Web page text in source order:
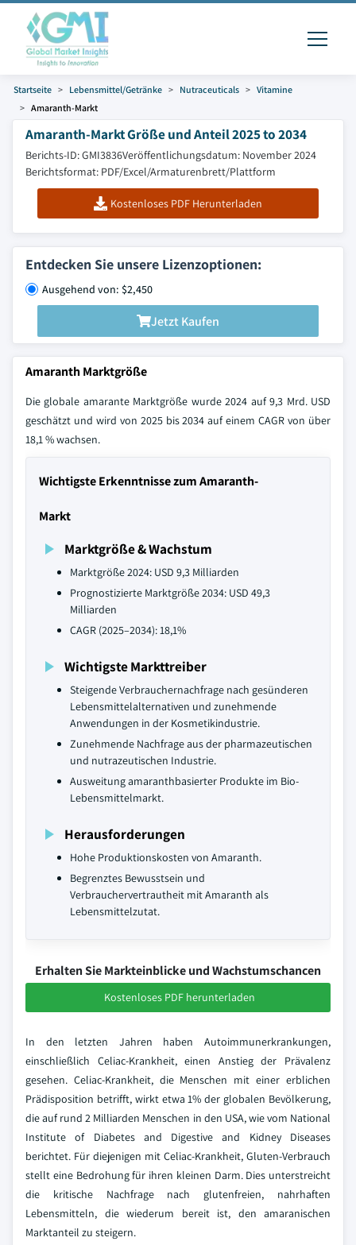
Startseite Lebensmittel/Getränke Nutraceuticals
Vitamine
Amaranth-Markt
Amaranth-Markt Größe und Anteil 2025 to 2034
Berichts-ID: GMI3836Veröffentlichungsdatum: November 2024
Berichtsformat: PDF/Excel/Armaturenbrett/Plattform
Kostenloses PDF Herunterladen
Entdecken Sie unsere Lizenzoptionen:
Ausgehend von: $2,450
Jetzt Kaufen
Amaranth Marktgröße
Die globale amarante Marktgröße wurde 2024 auf 9,3 Mrd. USD
geschätzt und wird von 2025 bis 2034 auf einem CAGR von über
18,1 % wachsen.
Wichtigste Erkenntnisse zum Amaranth-
Markt
Marktgröße & Wachstum
Marktgröße 2024: USD 9,3 Milliarden
Prognostizierte Marktgröße 2034: USD 49,3
Milliarden
CAGR (2025–2034): 18,1%
Wichtigste Markttreiber
Steigende Verbrauchernachfrage nach gesünderen
Lebensmittelalternativen und zunehmende
Anwendungen in der Kosmetikindustrie.
Zunehmende Nachfrage aus der pharmazeutischen
und nutrazeutischen Industrie.
Ausweitung amaranthbasierter Produkte im Bio-
Lebensmittelmarkt.
Herausforderungen
Hohe Produktionskosten von Amaranth.
Begrenztes Bewusstsein und
Verbrauchervertrautheit mit Amaranth als
Lebensmittelzutat.
Erhalten Sie Markteinblicke und Wachstumschancen
Kostenloses PDF herunterladen
In den letzten Jahren haben Autoimmunerkrankungen,
einschließlich Celiac-Krankheit, einen Anstieg der Prävalenz
gesehen. Celiac-Krankheit, die Menschen mit einer erblichen
Prädisposition betrifft, wirkt etwa 1% der globalen Bevölkerung,
die auf rund 2 Milliarden Menschen in den USA, wie vom National
Institute of Diabetes and Digestive and Kidney Diseases
berichtet. Für diejenigen mit Celiac-Krankheit, Gluten-Verbrauch
stellt eine Bedrohung für ihren kleinen Darm. Dies unterstreicht
die kritische Nachfrage nach glutenfreien, nahrhaften
Lebensmitteln, die wiederum bereit ist, den amaranischen
Marktanteil zu steigern.